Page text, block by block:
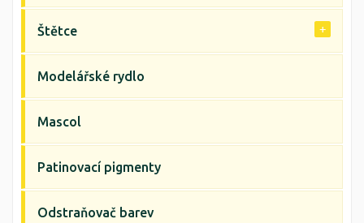
Štětce
Modelářské rydlo
Mascol
Patinovací pigmenty
Odstraňovač barev